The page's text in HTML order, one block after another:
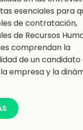
esenciales para
de contratación,
de Recursos
comprendan la
de un candidato
empresa y la